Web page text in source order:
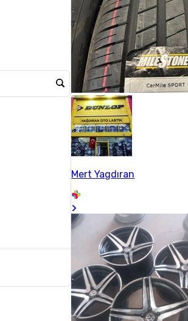
Mert Yagdıran